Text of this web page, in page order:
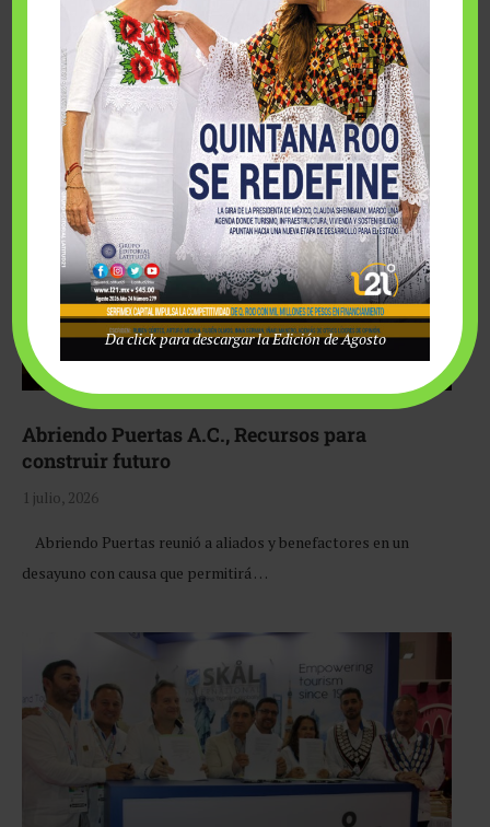
Fairmont Mayakoba y Make-A-Wish México unieron
esfuerzos para hacer realidad el deseo de una …
Abriendo Puertas A.C., Recursos para
construir futuro
1 julio, 2026
Abriendo Puertas reunió a aliados y benefactores en un
desayuno con causa que permitirá …
Da click para descargar la Edición de Agosto